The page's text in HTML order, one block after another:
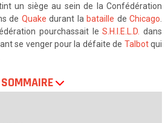
un siège au sein de la Confédération
de Quake durant la bataille deChicago
pourchassait leS.H.I.E.L.D. dans
se venger pour la défaite de Talbotqui
SOMMAIRE